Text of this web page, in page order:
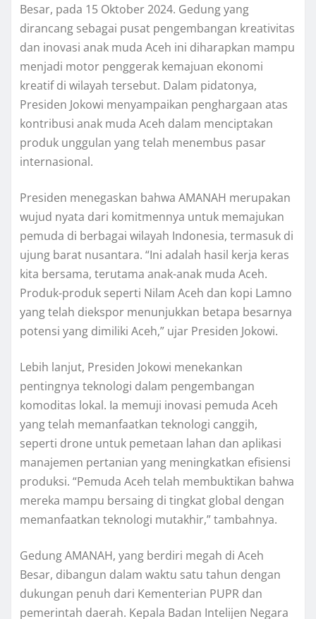
Besar, pada 15 Oktober 2024. Gedung yang
dirancang sebagai pusat pengembangan kreativitas
dan inovasi anak muda Aceh ini diharapkan mampu
menjadi motor penggerak kemajuan ekonomi
kreatif di wilayah tersebut. Dalam pidatonya,
Presiden Jokowi menyampaikan penghargaan atas
kontribusi anak muda Aceh dalam menciptakan
produk unggulan yang telah menembus pasar
internasional.
Presiden menegaskan bahwa AMANAH merupakan
wujud nyata dari komitmennya untuk memajukan
pemuda di berbagai wilayah Indonesia, termasuk di
ujung barat nusantara. “Ini adalah hasil kerja keras
kita bersama, terutama anak-anak muda Aceh.
Produk-produk seperti Nilam Aceh dan kopi Lamno
yang telah diekspor menunjukkan betapa besarnya
potensi yang dimiliki Aceh,” ujar Presiden Jokowi.
Lebih lanjut, Presiden Jokowi menekankan
pentingnya teknologi dalam pengembangan
komoditas lokal. Ia memuji inovasi pemuda Aceh
yang telah memanfaatkan teknologi canggih,
seperti drone untuk pemetaan lahan dan aplikasi
manajemen pertanian yang meningkatkan efisiensi
produksi. “Pemuda Aceh telah membuktikan bahwa
mereka mampu bersaing di tingkat global dengan
memanfaatkan teknologi mutakhir,” tambahnya.
Gedung AMANAH, yang berdiri megah di Aceh
Besar, dibangun dalam waktu satu tahun dengan
dukungan penuh dari Kementerian PUPR dan
pemerintah daerah. Kepala Badan Intelijen Negara